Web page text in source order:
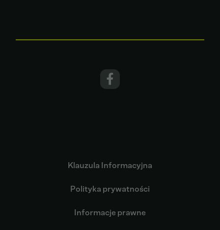
Klauzula Informacyjna
Polityka prywatności
Informacje prawne